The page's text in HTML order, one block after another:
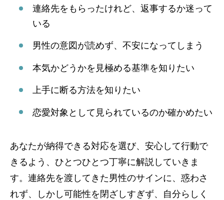
連絡先をもらったけれど、返事するか迷って
いる
男性の意図が読めず、不安になってしまう
本気かどうかを見極める基準を知りたい
上手に断る方法を知りたい
恋愛対象として見られているのか確かめたい
あなたが納得できる対応を選び、安心して行動で
きるよう、ひとつひとつ丁寧に解説していきま
す。連絡先を渡してきた男性のサインに、惑わさ
れず、しかし可能性を閉ざしすぎず、自分らしく